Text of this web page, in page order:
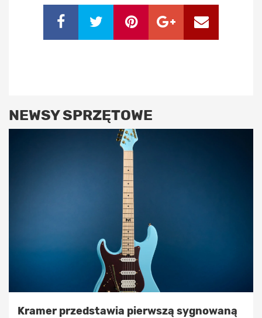
NEWSY SPRZĘTOWE
Kramer przedstawia pierwszą sygnowaną